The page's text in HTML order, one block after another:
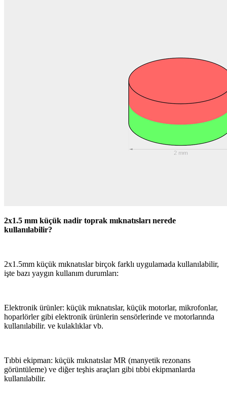
2x1.5 mm küçük nadir toprak mıknatısları nerede
kullanılabilir?
2x1.5mm küçük mıknatıslar birçok farklı uygulamada kullanılabilir,
işte bazı yaygın kullanım durumları:
Elektronik ürünler: küçük mıknatıslar, küçük motorlar, mikrofonlar,
hoparlörler gibi elektronik ürünlerin sensörlerinde ve motorlarında
kullanılabilir. ve kulaklıklar vb.
Tıbbi ekipman: küçük mıknatıslar MR (manyetik rezonans
görüntüleme) ve diğer teşhis araçları gibi tıbbi ekipmanlarda
kullanılabilir.